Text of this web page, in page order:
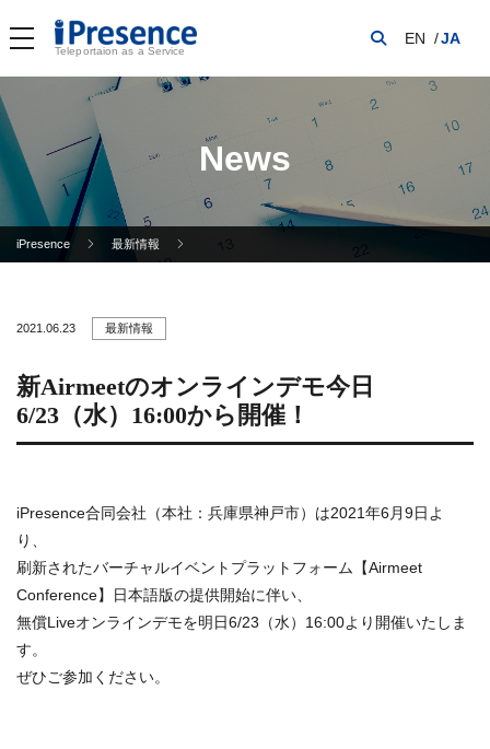
Teleportaion as a Service
EN JA
News
iPresence 最新情報
2021.06.23 最新情報
新Airmeetのオンラインデモ今日
6/23（水）16:00から開催！
iPresence合同会社（本社：兵庫県神戸市）は2021年6月9日よ
り、
刷新されたバーチャルイベントプラットフォーム【Airmeet
Conference】日本語版の提供開始に伴い、
無償Liveオンラインデモを明日6/23（水）16:00より開催いたしま
す。
ぜひご参加ください。